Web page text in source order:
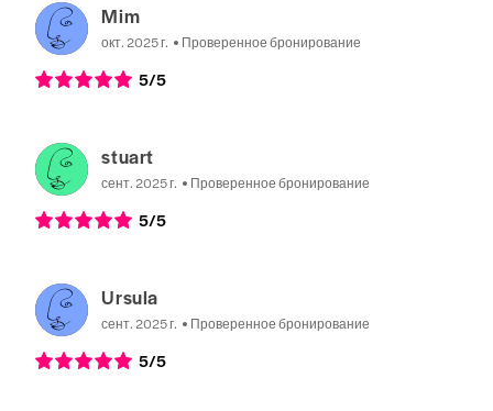
Mim
окт. 2025 г. Проверенное бронирование
5/5
stuart
сент. 2025 г. Проверенное бронирование
5/5
Ursula
сент. 2025 г. Проверенное бронирование
5/5